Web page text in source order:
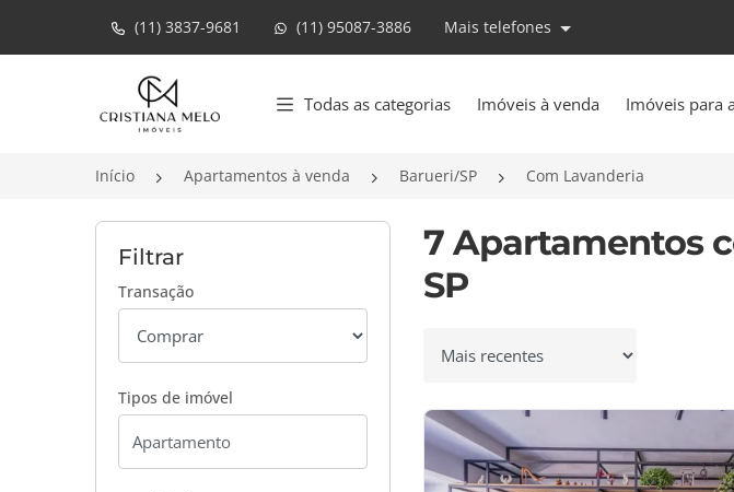
(11) 3837-9681 (11) 95087-3886 Mais telefones
Página inicial
Todas as categorias Imóveis à venda Imóveis para
Início Apartamentos à venda Barueri/SP Com Lavanderia
Filtrar
Transação
Tipos de imóvel
7 Apartamentos
SP
Ordenar por